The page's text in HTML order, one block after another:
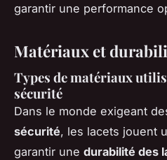
garantir une performance
Matériaux et
Types de matériaux
sécurité
Dans le monde exigeant
sécurité, les lacets jouent
garantir une durabilité des